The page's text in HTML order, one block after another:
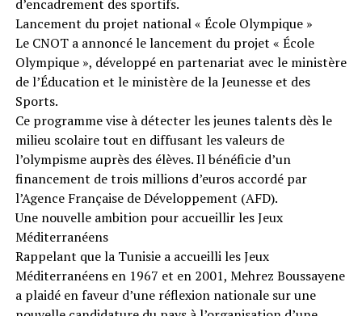
d’encadrement des sportifs.
Lancement du projet national « École Olympique »
Le CNOT a annoncé le lancement du projet « École
Olympique », développé en partenariat avec le ministère
de l’Éducation et le ministère de la Jeunesse et des
Sports.
Ce programme vise à détecter les jeunes talents dès le
milieu scolaire tout en diffusant les valeurs de
l’olympisme auprès des élèves. Il bénéficie d’un
financement de trois millions d’euros accordé par
l’Agence Française de Développement (AFD).
Une nouvelle ambition pour accueillir les Jeux
Méditerranéens
Rappelant que la Tunisie a accueilli les Jeux
Méditerranéens en 1967 et en 2001, Mehrez Boussayene
a plaidé en faveur d’une réflexion nationale sur une